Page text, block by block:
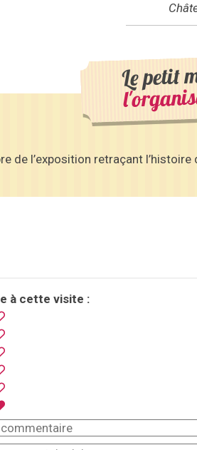
Le petit
de l’exposition retraçant
à cette visite :